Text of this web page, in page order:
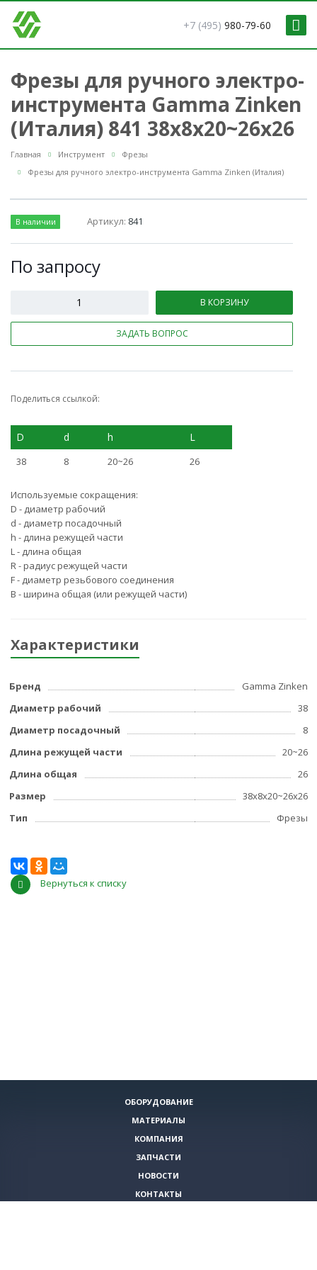
+7 (495) 980-79-60
Фрезы для ручного электро-
инструмента Gamma Zinken
(Италия) 841 38x8x20~26x26
Главная Инструмент
Фрезы
Фрезы для ручного электро-инструмента Gamma Zinken (Италия)
В наличии Артикул: 841
По запросу
В КОРЗИНУ
ЗАДАТЬ ВОПРОС
Поделиться ссылкой:
D d h L
38 8 20~26 26
Используемые сокращения:
D - диаметр рабочий
d - диаметр посадочный
h - длина режущей части
L - длина общая
R - радиус режущей части
F - диаметр резьбового соединения
B - ширина общая (или режущей части)
Характеристики
Бренд
Gamma Zinken
Диаметр рабочий
38
Диаметр посадочный
8
Длина режущей части
20~26
Длина общая
26
Размер
38x8x20~26x26
Тип
Фрезы
Вернуться к списку
ОБОРУДОВАНИЕ
МАТЕРИАЛЫ
КОМПАНИЯ
ЗАПЧАСТИ
НОВОСТИ
КОНТАКТЫ